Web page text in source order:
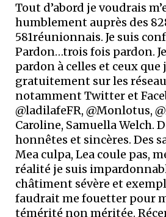
Tout d’abord je voudrais
humblement auprès des
581réunionnais. Je suis
Pardon…trois fois pardon.
pardon à celles et ceux que
gratuitement sur les
notamment Twitter et
@ladilafeFR, @Monlotus,
Caroline, Samuella Welch.
honnêtes et sincères. Des
Mea culpa, Lea coule pas,
réalité je suis
châtiment sévère et
faudrait me fouetter pour
témérité non méritée.